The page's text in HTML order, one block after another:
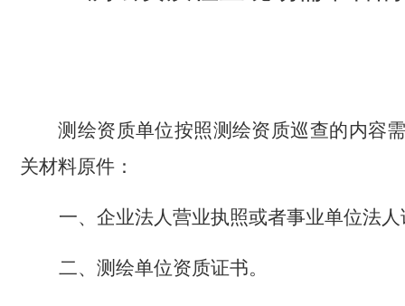
测绘资质单位按照测绘资质巡查的内容
关材料原件：
一、企业法人营业执照或者事业单位法
二、测绘单位资质证书。